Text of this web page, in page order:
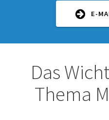
E-
Das
Thema